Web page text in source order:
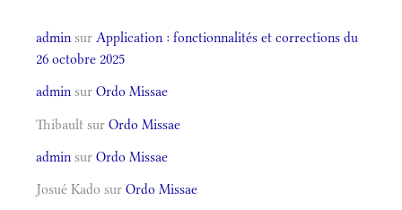
admin sur Application : fonctionnalités et corrections du
26 octobre 2025
admin sur Ordo Missae
Thibault sur Ordo Missae
admin sur Ordo Missae
Josué Kado sur Ordo Missae